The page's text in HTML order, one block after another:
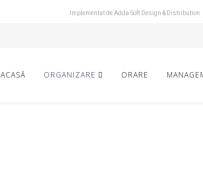
Implementat deAdda Soft Design & Distribution
ACASĂ ORGANIZARE ORARE